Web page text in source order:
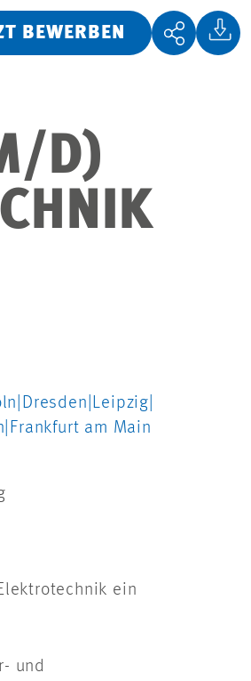
BEWERBEN
D)
Dresden Leipzig
Frankfurt am Main
ein
und